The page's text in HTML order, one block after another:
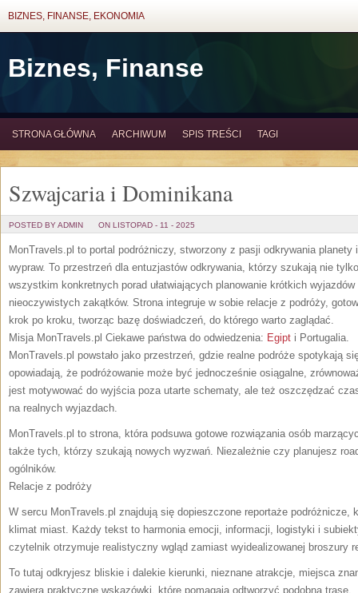
BIZNES, FINANSE, EKONOMIA
Biznes, Finanse
STRONA GŁÓWNA ARCHIWUM SPIS TREŚCI TAGI
Szwajcaria i Dominikana
POSTED BY ADMIN ON LISTOPAD - 11 - 2025
MonTravels.pl to portal podróżniczy, stworzony z pasji odkrywania
wypraw. To przestrzeń dla entuzjastów odkrywania, którzy szukają nie
wszystkim konkretnych porad ułatwiających planowanie krótkich
nieoczywistych zakątków. Strona integruje w sobie relacje z podróży,
krok po kroku, tworząc bazę doświadczeń, do którego warto zaglądać.
Misja MonTravels.pl Ciekawe państwa do odwiedzenia: Egipt i Portugalia.
MonTravels.pl powstało jako przestrzeń, gdzie realne podróże spotykają
opowiadają, że podróżowanie może być jednocześnie osiągalne,
jest motywować do wyjścia poza utarte schematy, ale też oszczędzać
na realnych wyjazdach.
MonTravels.pl to strona, która podsuwa gotowe rozwiązania osób
także tych, którzy szukają nowych wyzwań. Niezależnie czy planujesz
ogólników.
Relacje z podróży
W sercu MonTravels.pl znajdują się dopieszczone reportaże podróżnicze,
klimat miast. Każdy tekst to harmonia emocji, informacji, logistyki i
czytelnik otrzymuje realistyczny wgląd zamiast wyidealizowanej broszury
To tutaj odkryjesz bliskie i dalekie kierunki, nieznane atrakcje, miejsca
zawiera praktyczne wskazówki, które pomagają odtworzyć podobną trasę.